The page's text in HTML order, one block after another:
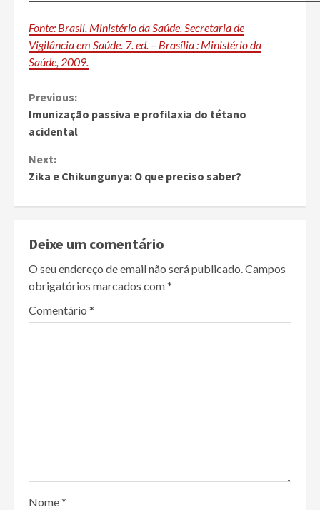
Fonte: Brasil. Ministério da Saúde. Secretaria de
Vigilância em Saúde. 7. ed. – Brasília : Ministério da
Saúde, 2009.
Continue
Reading
Previous:
Imunização passiva e profilaxia do tétano
acidental
Next:
Zika e Chikungunya: O que preciso saber?
Deixe um comentário
O seu endereço de email não será publicado.Campos
obrigatórios marcados com*
Comentário *
Nome*